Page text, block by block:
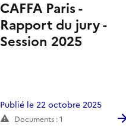
CAFFA Paris -
Rapport du jury -
Session 2025
Publié le 22 octobre 2025
Documents : 1